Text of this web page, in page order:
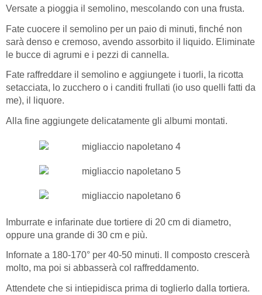
Versate a pioggia il semolino, mescolando con una frusta.
Fate cuocere il semolino per un paio di minuti, finché non
sarà denso e cremoso, avendo assorbito il liquido. Eliminate
le bucce di agrumi e i pezzi di cannella.
Fate raffreddare il semolino e aggiungete i tuorli, la ricotta
setacciata, lo zucchero o i canditi frullati (io uso quelli fatti da
me), il liquore.
Alla fine aggiungete delicatamente gli albumi montati.
Imburrate e infarinate due tortiere di 20 cm di diametro,
oppure una grande di 30 cm e più.
Infornate a 180-170° per 40-50 minuti. Il composto crescerà
molto, ma poi si abbasserà col raffreddamento.
Attendete che si intiepidisca prima di toglierlo dalla tortiera.